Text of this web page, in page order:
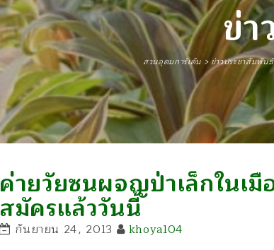
ข่
สวนอุดมการ์เด้น>ข่าวประชาสัมพันธ์
ค่ายวัยซนผจญป่าเล็กในเ
สมัครแล้ววันนี้
กันยายน 24, 2013 khoya104